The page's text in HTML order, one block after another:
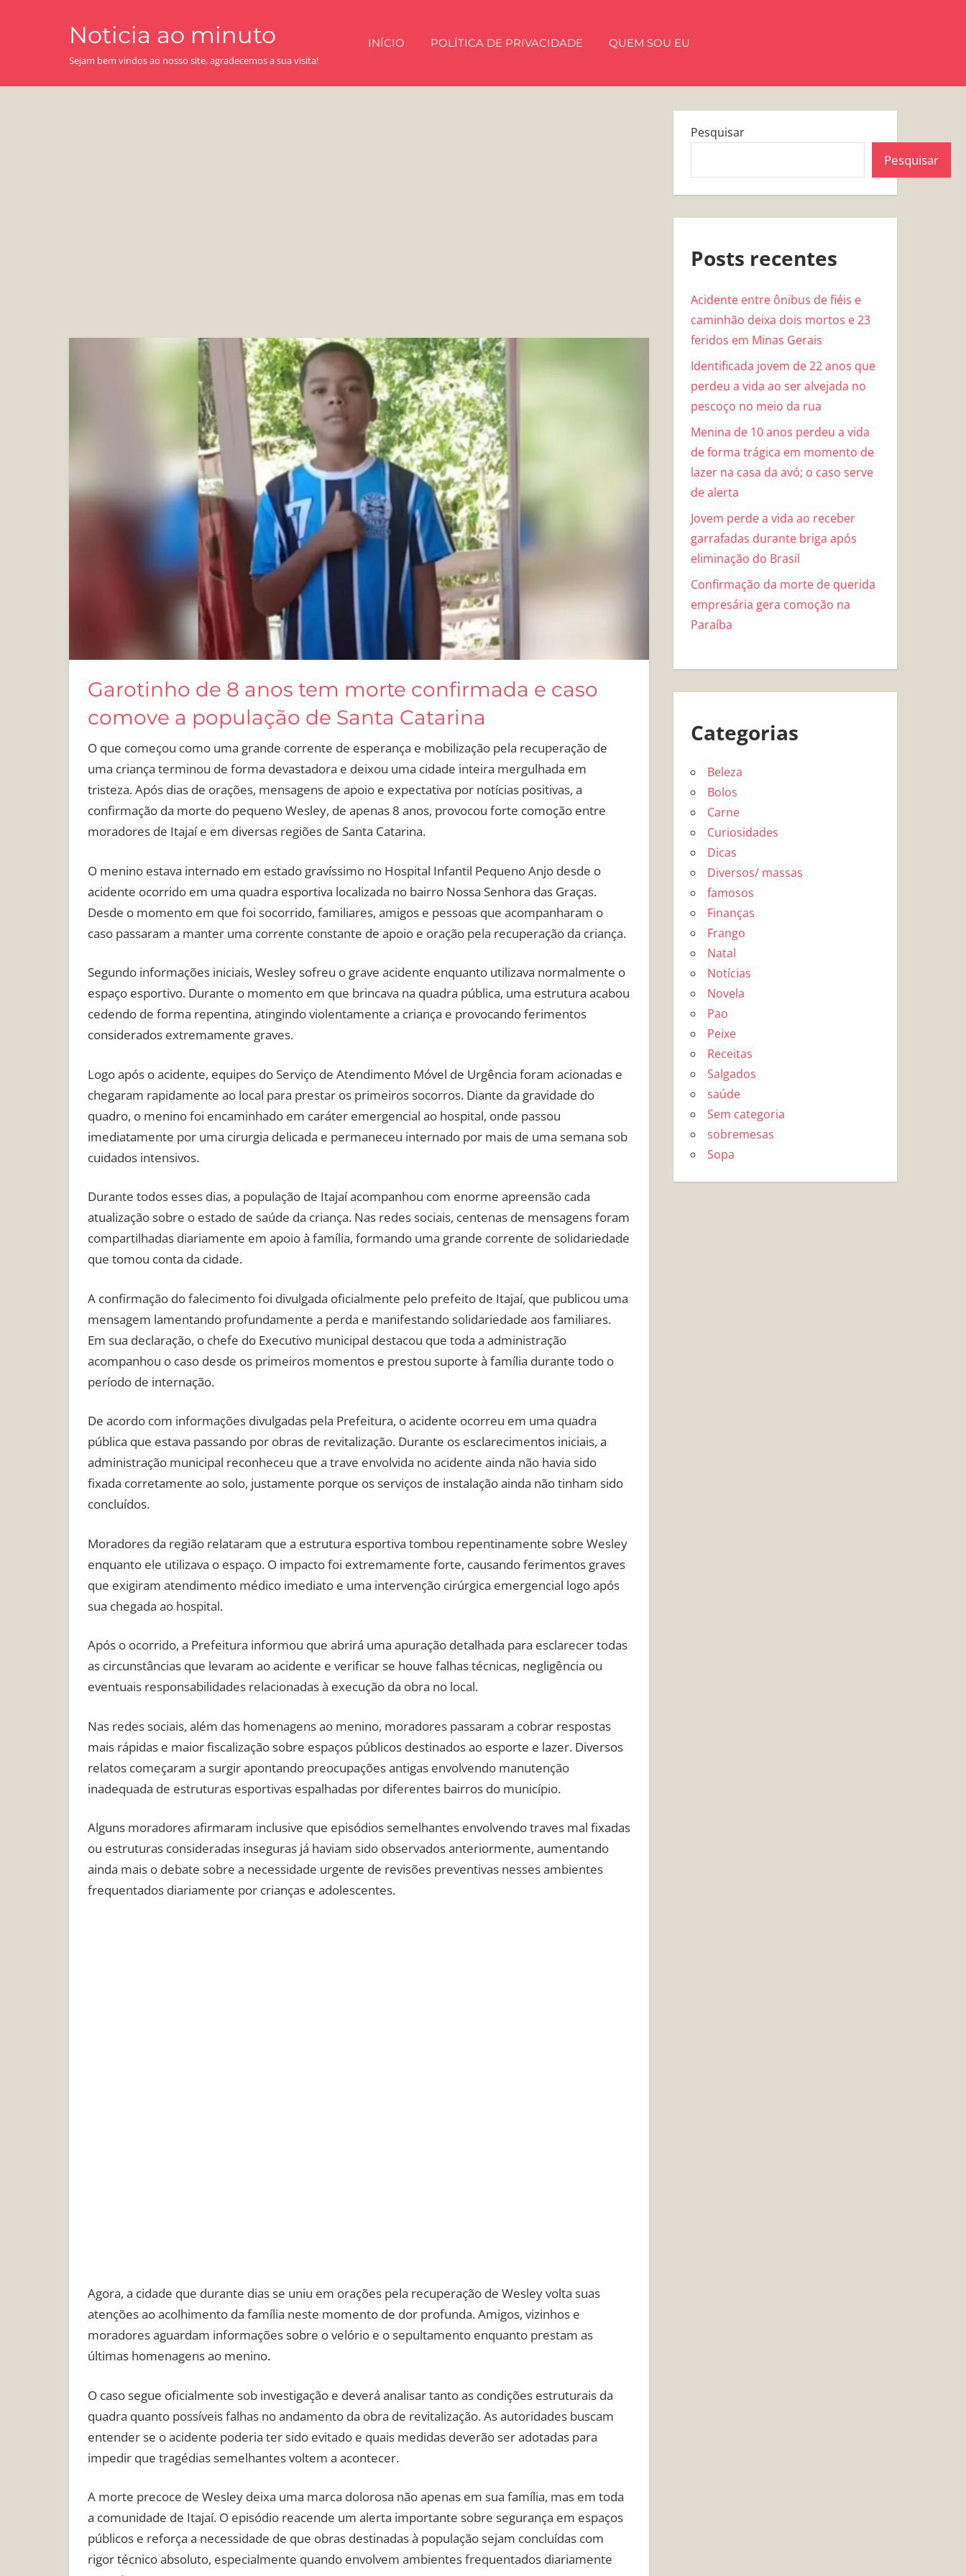
Noticia ao minuto
Sejam bem vindos ao nosso site, agradecemos a sua visita!
INÍCIO POLÍTICA DE PRIVACIDADE QUEM SOU EU
Garotinho de 8 anos tem morte confirmada e caso
comove a população de Santa Catarina
O que começou como uma grande corrente de esperança e mobilização pela recuperação de
uma criança terminou de forma devastadora e deixou uma cidade inteira mergulhada em
tristeza. Após dias de orações, mensagens de apoio e expectativa por notícias positivas, a
confirmação da morte do pequeno Wesley, de apenas 8 anos, provocou forte comoção entre
moradores de Itajaí e em diversas regiões de Santa Catarina.
O menino estava internado em estado gravíssimo no Hospital Infantil Pequeno Anjo desde o
acidente ocorrido em uma quadra esportiva localizada no bairro Nossa Senhora das Graças.
Desde o momento em que foi socorrido, familiares, amigos e pessoas que acompanharam o
caso passaram a manter uma corrente constante de apoio e oração pela recuperação da criança.
Segundo informações iniciais, Wesley sofreu o grave acidente enquanto utilizava normalmente o
espaço esportivo. Durante o momento em que brincava na quadra pública, uma estrutura acabou
cedendo de forma repentina, atingindo violentamente a criança e provocando ferimentos
considerados extremamente graves.
Logo após o acidente, equipes do Serviço de Atendimento Móvel de Urgência foram acionadas e
chegaram rapidamente ao local para prestar os primeiros socorros. Diante da gravidade do
quadro, o menino foi encaminhado em caráter emergencial ao hospital, onde passou
imediatamente por uma cirurgia delicada e permaneceu internado por mais de uma semana sob
cuidados intensivos.
Durante todos esses dias, a população de Itajaí acompanhou com enorme apreensão cada
atualização sobre o estado de saúde da criança. Nas redes sociais, centenas de mensagens foram
compartilhadas diariamente em apoio à família, formando uma grande corrente de solidariedade
que tomou conta da cidade.
A confirmação do falecimento foi divulgada oficialmente pelo prefeito de Itajaí, que publicou uma
mensagem lamentando profundamente a perda e manifestando solidariedade aos familiares.
Em sua declaração, o chefe do Executivo municipal destacou que toda a administração
acompanhou o caso desde os primeiros momentos e prestou suporte à família durante todo o
período de internação.
De acordo com informações divulgadas pela Prefeitura, o acidente ocorreu em uma quadra
pública que estava passando por obras de revitalização. Durante os esclarecimentos iniciais, a
administração municipal reconheceu que a trave envolvida no acidente ainda não havia sido
fixada corretamente ao solo, justamente porque os serviços de instalação ainda não tinham sido
concluídos.
Moradores da região relataram que a estrutura esportiva tombou repentinamente sobre Wesley
enquanto ele utilizava o espaço. O impacto foi extremamente forte, causando ferimentos graves
que exigiram atendimento médico imediato e uma intervenção cirúrgica emergencial logo após
sua chegada ao hospital.
Após o ocorrido, a Prefeitura informou que abrirá uma apuração detalhada para esclarecer todas
as circunstâncias que levaram ao acidente e verificar se houve falhas técnicas, negligência ou
eventuais responsabilidades relacionadas à execução da obra no local.
Nas redes sociais, além das homenagens ao menino, moradores passaram a cobrar respostas
mais rápidas e maior fiscalização sobre espaços públicos destinados ao esporte e lazer. Diversos
relatos começaram a surgir apontando preocupações antigas envolvendo manutenção
inadequada de estruturas esportivas espalhadas por diferentes bairros do município.
Alguns moradores afirmaram inclusive que episódios semelhantes envolvendo traves mal fixadas
ou estruturas consideradas inseguras já haviam sido observados anteriormente, aumentando
ainda mais o debate sobre a necessidade urgente de revisões preventivas nesses ambientes
frequentados diariamente por crianças e adolescentes.
Agora, a cidade que durante dias se uniu em orações pela recuperação de Wesley volta suas
atenções ao acolhimento da família neste momento de dor profunda. Amigos, vizinhos e
moradores aguardam informações sobre o velório e o sepultamento enquanto prestam as
últimas homenagens ao menino.
O caso segue oficialmente sob investigação e deverá analisar tanto as condições estruturais da
quadra quanto possíveis falhas no andamento da obra de revitalização. As autoridades buscam
entender se o acidente poderia ter sido evitado e quais medidas deverão ser adotadas para
impedir que tragédias semelhantes voltem a acontecer.
A morte precoce de Wesley deixa uma marca dolorosa não apenas em sua família, mas em toda
a comunidade de Itajaí. O episódio reacende um alerta importante sobre segurança em espaços
públicos e reforça a necessidade de que obras destinadas à população sejam concluídas com
rigor técnico absoluto, especialmente quando envolvem ambientes frequentados diariamente
Pesquisar
Pesquisar
Posts recentes
Acidente entre ônibus de fiéis e
caminhão deixa dois mortos e 23
feridos em Minas Gerais
Identificada jovem de 22 anos que
perdeu a vida ao ser alvejada no
pescoço no meio da rua
Menina de 10 anos perdeu a vida
de forma trágica em momento de
lazer na casa da avó; o caso serve
de alerta
Jovem perde a vida ao receber
garrafadas durante briga após
eliminação do Brasil
Confirmação da morte de querida
empresária gera comoção na
Paraíba
Categorias
Beleza
Bolos
Carne
Curiosidades
Dicas
Diversos/ massas
famosos
Finanças
Frango
Natal
Notícias
Novela
Pao
Peixe
Receitas
Salgados
saúde
Sem categoria
sobremesas
Sopa